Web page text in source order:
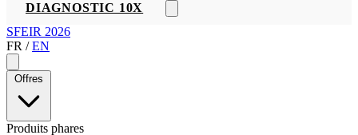
DIAGNOSTIC 10X
SFEIR 2026
FR / EN
Offres
Produits phares